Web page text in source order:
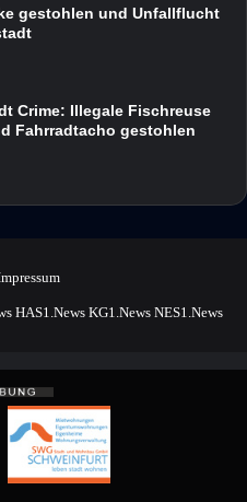
gestohlen und Unfallflucht
Crime: Illegale Fischreuse
Fahrradtacho gestohlen
HAS1.News KG1.News NES1.News